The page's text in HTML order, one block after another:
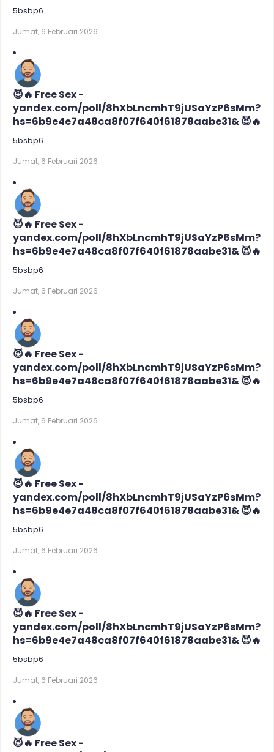
5bsbp6
Jumat, 6 Februari 2026
😈🔥 Free Sex -
yandex.com/poll/8hXbLncmhT9jUSaYzP6sMm?
hs=6b9e4e7a48ca8f07f640f61878aabe31& 😈🔥
5bsbp6
Jumat, 6 Februari 2026
😈🔥 Free Sex -
yandex.com/poll/8hXbLncmhT9jUSaYzP6sMm?
hs=6b9e4e7a48ca8f07f640f61878aabe31& 😈🔥
5bsbp6
Jumat, 6 Februari 2026
😈🔥 Free Sex -
yandex.com/poll/8hXbLncmhT9jUSaYzP6sMm?
hs=6b9e4e7a48ca8f07f640f61878aabe31& 😈🔥
5bsbp6
Jumat, 6 Februari 2026
😈🔥 Free Sex -
yandex.com/poll/8hXbLncmhT9jUSaYzP6sMm?
hs=6b9e4e7a48ca8f07f640f61878aabe31& 😈🔥
5bsbp6
Jumat, 6 Februari 2026
😈🔥 Free Sex -
yandex.com/poll/8hXbLncmhT9jUSaYzP6sMm?
hs=6b9e4e7a48ca8f07f640f61878aabe31& 😈🔥
5bsbp6
Jumat, 6 Februari 2026
😈🔥 Free Sex -